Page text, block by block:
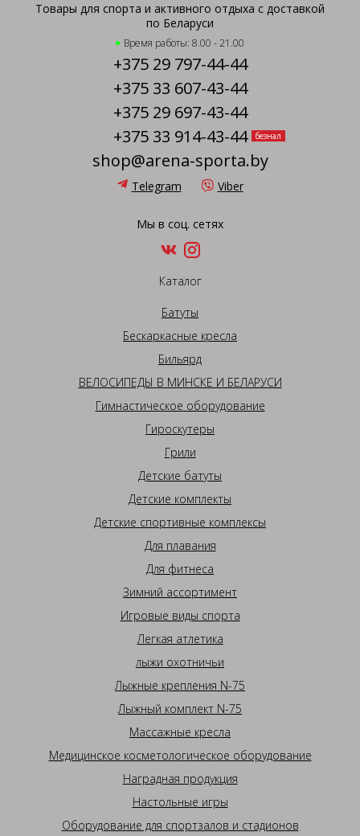
Товары для спорта и активного отдыха с доставкой
по Беларуси
Время работы: 8.00 - 21.00
+375 29 797-44-44
+375 33 607-43-44
+375 29 697-43-44
+375 33 914-43-44
безнал
shop@arena-sporta.by
Telegram Viber
Мы в соц. сетях
Каталог
Батуты
Бескаркасные кресла
Бильярд
ВЕЛОСИПЕДЫ В МИНСКЕ И БЕЛАРУСИ
Гимнастическое оборудование
Гироскутеры
Грили
Детские батуты
Детские комплекты
Детские спортивные комплексы
Для плавания
Для фитнеса
Зимний ассортимент
Игровые виды спорта
Легкая атлетика
лыжи охотничьи
Лыжные крепления N-75
Лыжный комплект N-75
Массажные кресла
Медицинское косметологическое оборудование
Наградная продукция
Настольные игры
Оборудование для спортзалов и стадионов